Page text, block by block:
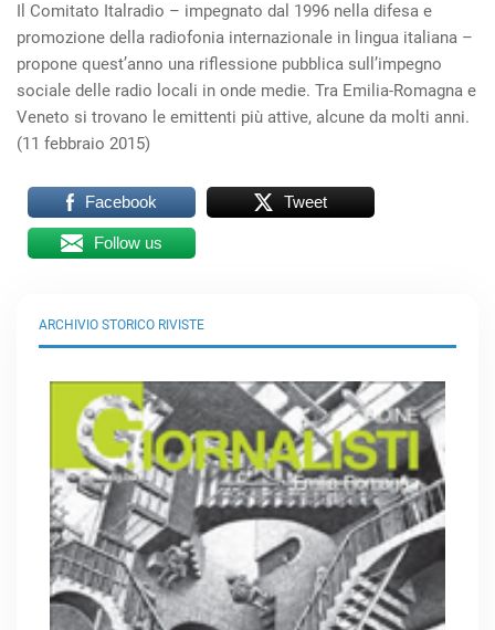
Il Comitato Italradio – impegnato dal 1996 nella difesa e
promozione della radiofonia internazionale in lingua italiana –
propone quest’anno una riflessione pubblica sull’impegno
sociale delle radio locali in onde medie. Tra Emilia-Romagna e
Veneto si trovano le emittenti più attive, alcune da molti anni.
(11 febbraio 2015)
Facebook Tweet
Follow us
ARCHIVIO STORICO RIVISTE